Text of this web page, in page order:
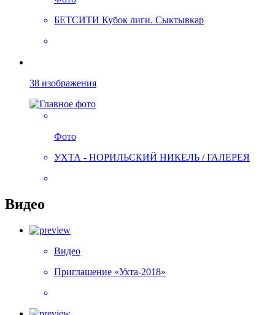
БЕТСИТИ Кубок лиги. Сыктывкар
38 изображения
Фото
УХТА - НОРИЛЬСКИЙ НИКЕЛЬ / ГАЛЕРЕЯ
Видео
Видео
Приглашение «Ухта-2018»